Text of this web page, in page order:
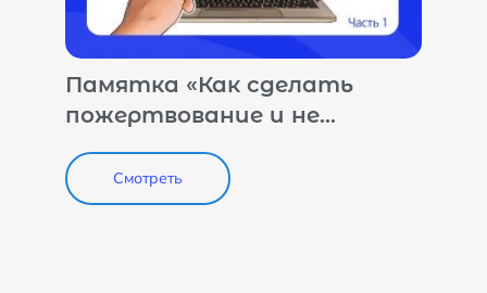
Памятка «Как сделать
пожертвование и не
нарушить закон»
Смотреть